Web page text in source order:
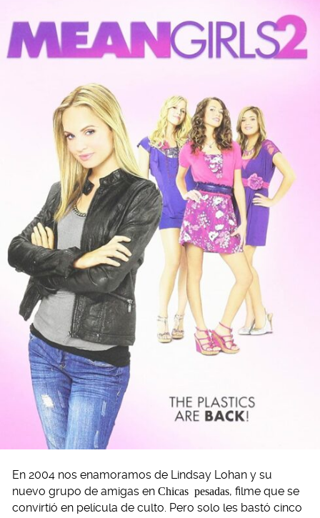
En 2004 nos enamoramos de Lindsay Lohan y su
nuevo grupo de amigas en Chicas pesadas, filme que se
convirtió en película de culto. Pero solo les bastó cinco